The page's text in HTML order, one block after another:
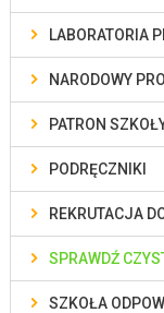
LABORATORIA
NARODOWY
PATRON
PODRĘCZNIKI
REKRUTACJA
SPRAWDŹ
SZKOŁA